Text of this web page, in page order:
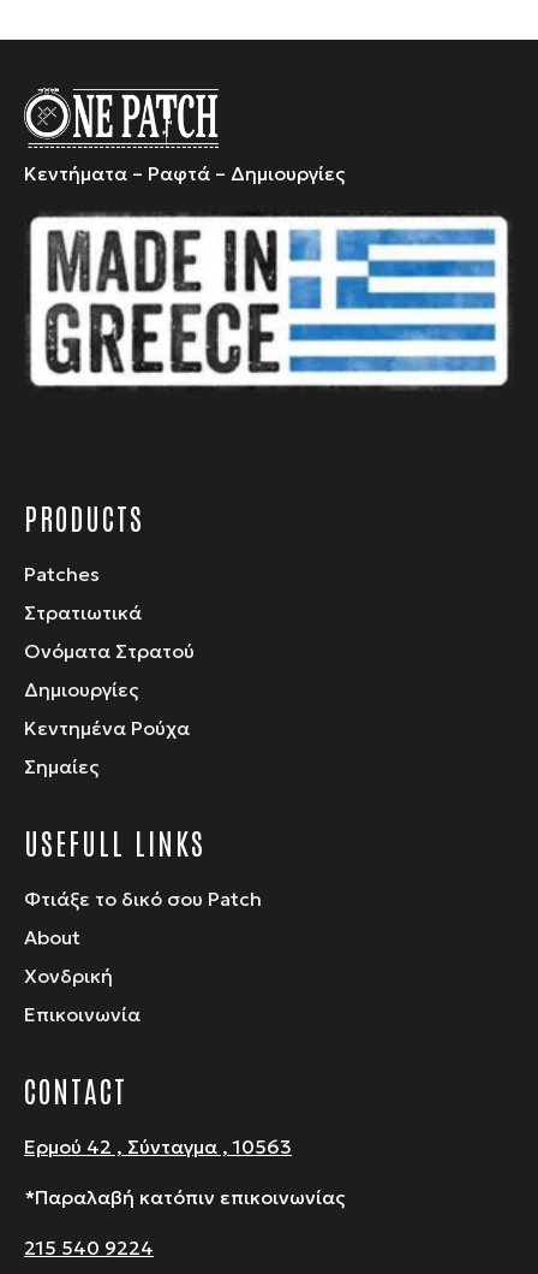
προϊόν
επιλογές
μπορούν
να
επιλεγούν
στη
σελίδα
του
Κεντήματα – Ραφτά – Δημιουργίες
PRODUCTS
Patches
Στρατιωτικά
Ονόματα Στρατού
Δημιουργίες
Κεντημένα Ρούχα
Σημαίες
USEFULL LINKS
Φτιάξε το δικό σου Patch
About
Χονδρική
Επικοινωνία
CONTACT
Ερμού 42 , Σύνταγμα , 10563
*Παραλαβή κατόπιν επικοινωνίας
215 540 9224